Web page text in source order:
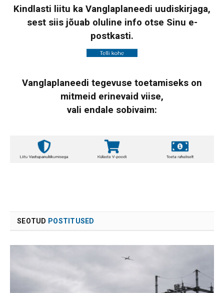
Kindlasti liitu ka Vanglaplaneedi uudiskirjaga,
sest siis jõuab oluline info otse Sinu e-
postkasti.
Vanglaplaneedi tegevuse toetamiseks on
mitmeid erinevaid viise,
vali endale sobivaim:
SEOTUD POSTITUSED